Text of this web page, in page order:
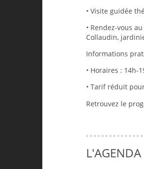
• Visite guidée
• Rendez-vous
Collaudin,
Informations
• Horaires : 14h-
• Tarif réduit
Retrouvez le